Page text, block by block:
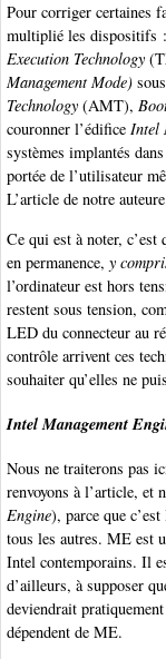
Pour corriger certaines
multiplié les dispositifs :
Execution Technology
Management Mode)
Technology (AMT),
couronner l’édifice Intel
systèmes implantés
portée de l’utilisateur
L’article de notre
Ce qui est à noter,
en permanence, y
l’ordinateur est hors
restent sous tension,
LED du connecteur au
contrôle arrivent ces
souhaiter qu’elles ne
Intel Management
Nous ne traiterons pas
renvoyons à l’article, et
Engine), parce que
tous les autres. ME est
Intel contemporains. Il
d’ailleurs, à supposer
deviendrait
dépendent de ME.